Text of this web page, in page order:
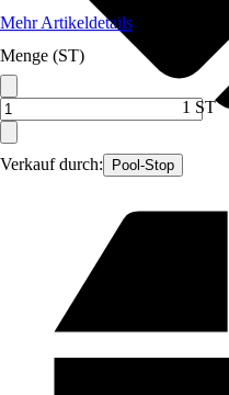
Verkauf durch: Pool-Stop
Mehr Artikeldetails
Menge (ST)
1 ST